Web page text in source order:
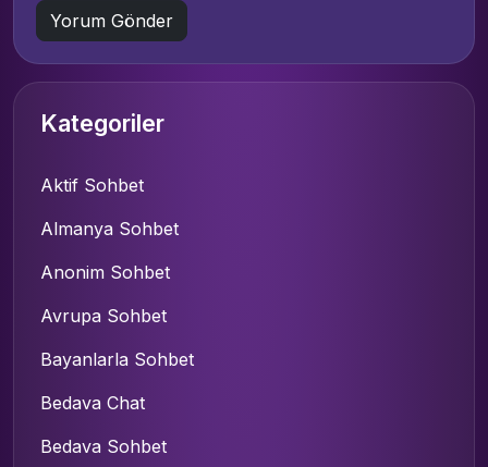
Kategoriler
Aktif Sohbet
Almanya Sohbet
Anonim Sohbet
Avrupa Sohbet
Bayanlarla Sohbet
Bedava Chat
Bedava Sohbet